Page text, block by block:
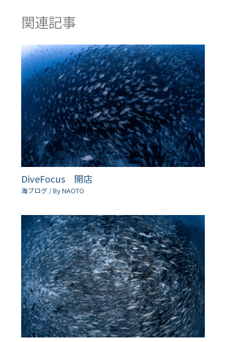
関連記事
DiveFocus 開店
海ブログ / ByNAOTO